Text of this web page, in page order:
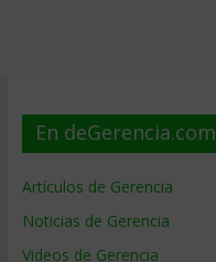
En deGerencia.com
Artículos de Gerencia
Noticias de Gerencia
Videos de Gerencia